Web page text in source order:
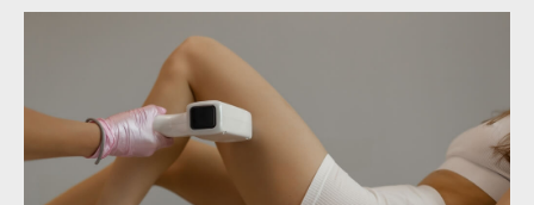
Promocje
Galeria